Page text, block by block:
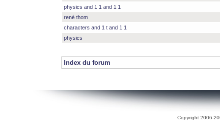
physics and 1 1 and 1 1
rené thom
characters and 1 t and 1 1
physics
Index du forum
Copyright 2006-